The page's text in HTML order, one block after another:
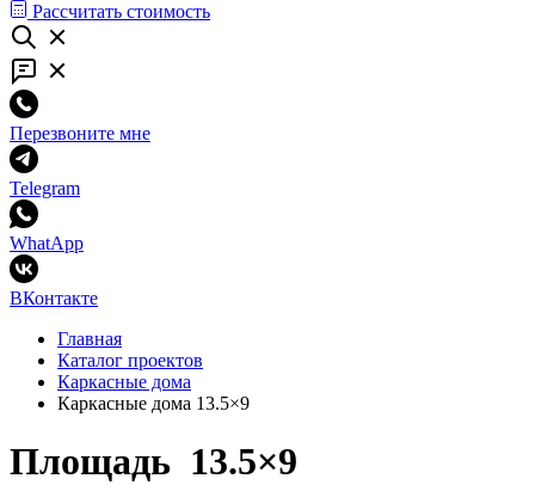
Рассчитать стоимость
Перезвоните мне
Telegram
WhatApp
ВКонтакте
Главная
Каталог проектов
Каркасные дома
Каркасные дома 13.5×9
Площадь 13.5×9